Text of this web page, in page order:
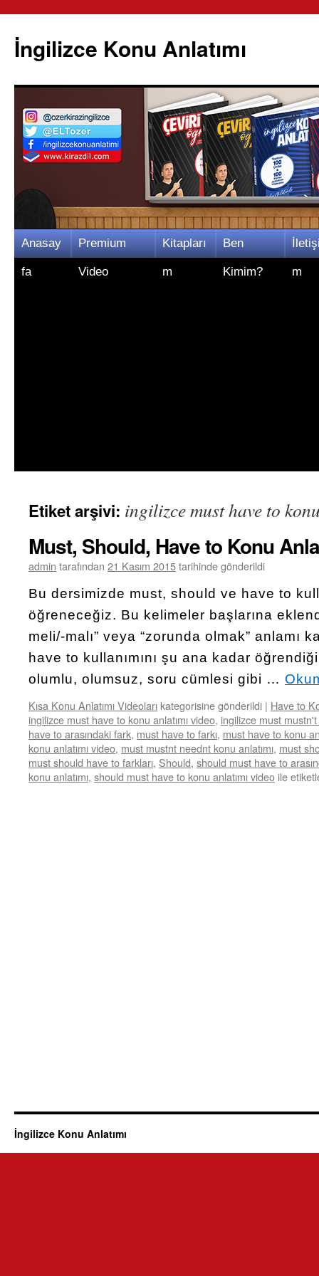
İngilizce Konu Anlatımı
İçeriğe
atla
Anasay
fa
Premium
Video
Kitapları
m
Ben
Kimim? m
Etiket arşivi: ingilizce must have to
Must, Should, Have to Konu
admin tarafından 21 Kasım 2015tarihinde gönderildi
Bu dersimizde must, should ve have to
öğreneceğiz. Bu kelimeler başlarına
meli/-malı” veya “zorunda olmak” anlamı
have to kullanımını şu ana kadar
olumlu, olumsuz, soru cümlesi gibi …
Kısa Konu Anlatımı Videoları kategorisine gönderildi | Have to
ingilizce must have to konu anlatımı video, ingilizce must mustn't
have to arasındaki fark, must have to farkı, must have to konu
konu anlatımı video, must mustnt neednt konu anlatımı, must
must should have to farkları, Should, should must have to
konu anlatımı, should must have to konu anlatımı video ile
İngilizce Konu Anlatımı